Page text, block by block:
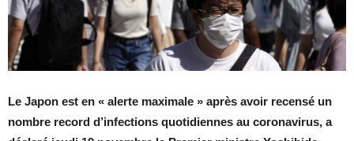
Le Japon est en « alerte maximale » après avoir recensé un
nombre record d’infections quotidiennes au coronavirus, a